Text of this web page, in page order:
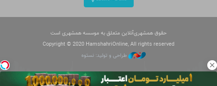
حقوق همشهری‌آنلاین متعلق به موسسه همشهری است
Copyright © 2020 HamshahriOnline, All rights reserved
طراحی و تولید: نستوه